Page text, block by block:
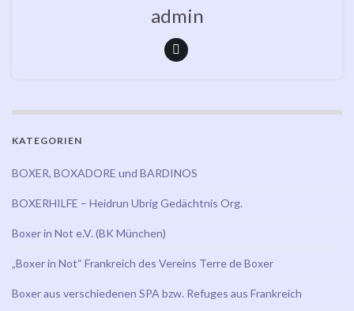
admin
KATEGORIEN
BOXER, BOXADORE und BARDINOS
BOXERHILFE – Heidrun Ubrig Gedächtnis Org.
Boxer in Not e.V. (BK München)
„Boxer in Not“ Frankreich des Vereins Terre de Boxer
Boxer aus verschiedenen SPA bzw. Refuges aus Frankreich